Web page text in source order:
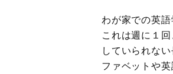
わが家での英
これは週に１
していられな
ファベットや